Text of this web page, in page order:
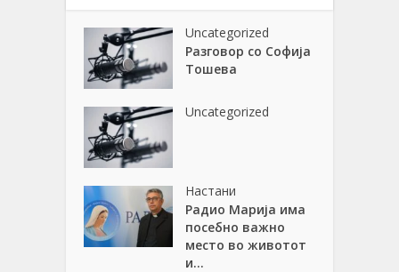
Uncategorized
Разговор со Софија
Тошева
Uncategorized
Настани
Радио Марија има
посебно важно
место во животот
и...